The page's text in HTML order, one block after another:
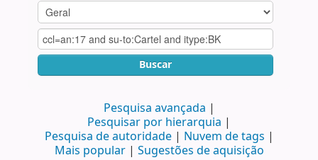
Buscar
Pesquisa avançada
Pesquisar por hierarquia
Pesquisa de autoridade
Nuvem de tags
Mais popular
Sugestões de aquisição